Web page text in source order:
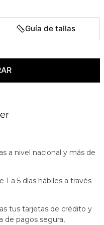
Guía de tallas
a nivel nacional y más de
a 5 días hábiles a través
tus tarjetas de crédito y
de pagos segura,